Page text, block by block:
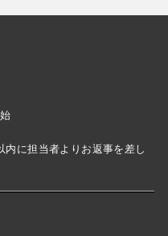
に担当者よりお返事を差し